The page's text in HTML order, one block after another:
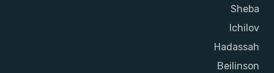
Sheba
Ichilov
Hadassah
Beilinson